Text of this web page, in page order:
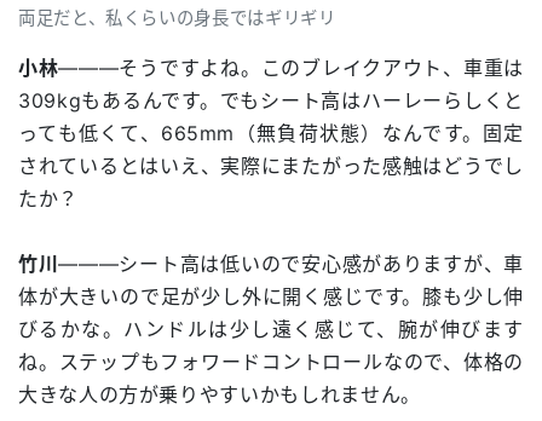
両足だと、私くらいの身長ではギリギリ
小林―――そうですよね。このブレイクアウト、車重は
309kgもあるんです。でもシート高はハーレーらしくと
っても低くて、665mm（無負荷状態）なんです。固定
されているとはいえ、実際にまたがった感触はどうでし
たか？
竹川―――シート高は低いので安心感がありますが、車
体が大きいので足が少し外に開く感じです。膝も少し伸
びるかな。ハンドルは少し遠く感じて、腕が伸びます
ね。ステップもフォワードコントロールなので、体格の
大きな人の方が乗りやすいかもしれません。